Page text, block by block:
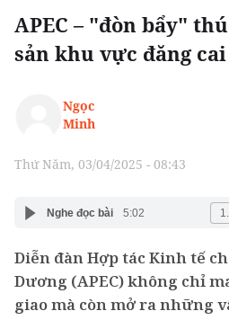
APEC – "đòn bẩy"
sản khu vực đăng
Ngọc
Minh
Thứ Năm, 03/04/2025 - 08:43
Nghe đọc bài 5:02
Diễn đàn Hợp tác Kinh tế
Dương (APEC) không chỉ
giao mà còn mở ra những